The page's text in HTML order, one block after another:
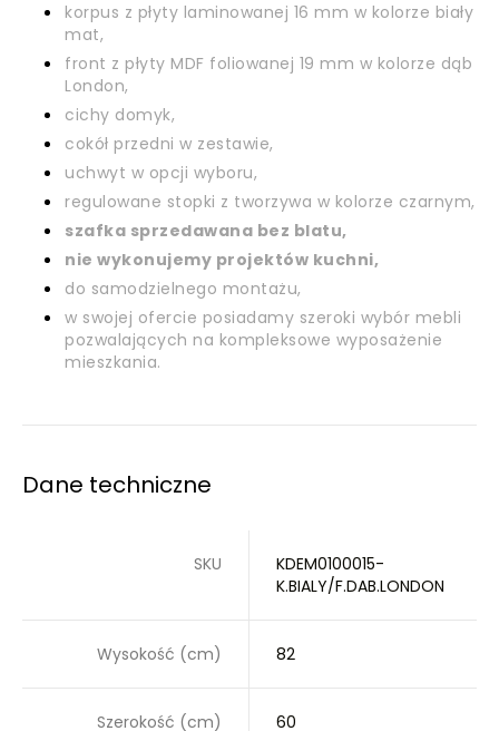
korpus z płyty laminowanej 16 mm w kolorze biały
mat,
front z płyty MDF foliowanej 19 mm w kolorze dąb
London,
cichy domyk,
cokół przedni w zestawie,
uchwyt w opcji wyboru,
regulowane stopki z tworzywa w kolorze czarnym,
szafka sprzedawana bez blatu,
nie wykonujemy projektów kuchni,
do samodzielnego montażu,
w swojej ofercie posiadamy szeroki wybór mebli
pozwalających na kompleksowe wyposażenie
mieszkania.
Dane techniczne
SKU
KDEM0100015-
K.BIALY/F.DAB.LONDON
Wysokość (cm) 82
Szerokość (cm) 60